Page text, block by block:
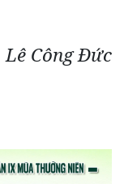
Công Đức